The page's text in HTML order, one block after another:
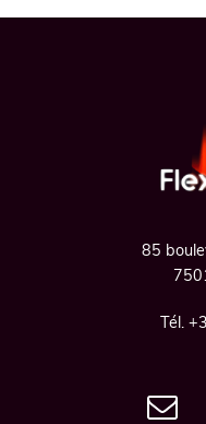
85
Tél.